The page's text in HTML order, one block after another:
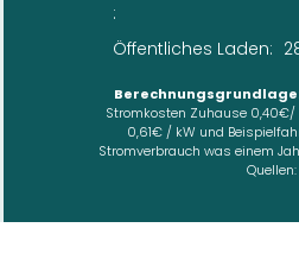
:
Öffentliches Laden:
Stromkosten Zuhause
0,61€ / kW und
Stromverbrauch was einem
Quellen: